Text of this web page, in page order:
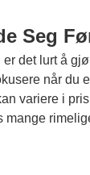
Seg
det lurt å
når du
variere i
mange